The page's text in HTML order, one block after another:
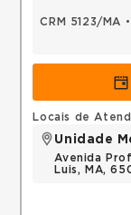
CRM 5123/MA •
Locais de
Unidade
Avenida
Luis, MA,